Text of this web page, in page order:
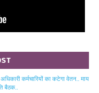
कर्मचारियों का कटेगा वेतन.. माय
बैठक..